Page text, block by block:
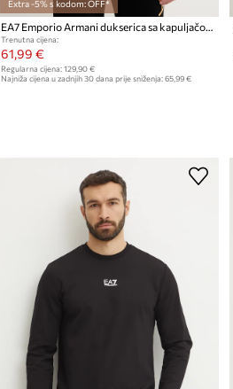
Extra -5% s kodom: OFF*
EA7 Emporio Armani dukserica sa kapuljačom za muškarce
Trenutna cijena:
61,99 €
Regularna cijena: 129,90 €
Najniža cijena u zadnjih 30 dana prije sniženja: 65,99 €